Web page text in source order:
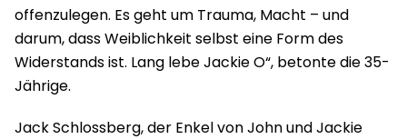
offenzulegen. Es geht um Trauma, Macht – und
darum, dass Weiblichkeit selbst eine Form des
Widerstands ist. Lang lebe Jackie O“, betonte die 35-
Jährige.
Jack Schlossberg, der Enkel von John und Jackie